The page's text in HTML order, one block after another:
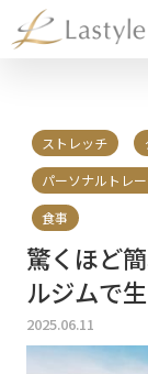
ストレッチ
パーソナルトレ
食事
驚くほど
ルジムで
2025.06.11